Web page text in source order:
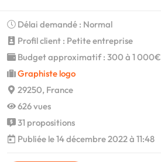
Délai demandé : Normal
Profil client : Petite entreprise
Budget approximatif : 300 à 1 000€
Graphiste logo
29250, France
626 vues
31 propositions
Publiée le 14 décembre 2022 à 11:48